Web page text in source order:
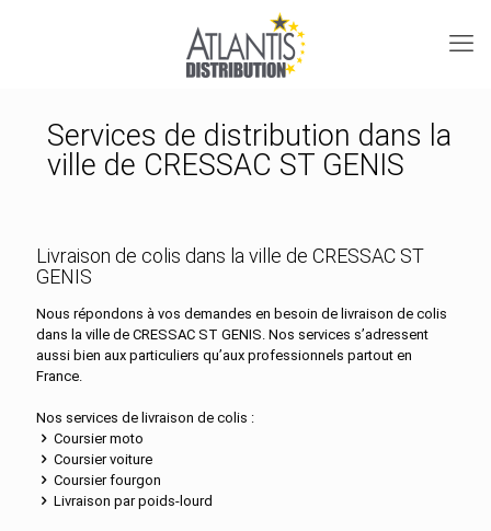
Services de distribution dans la
ville de CRESSAC ST GENIS
Livraison de colis dans la ville de CRESSAC ST
GENIS
Nous répondons à vos demandes en besoin de livraison de colis
dans la ville de CRESSAC ST GENIS. Nos services s’adressent
aussi bien aux particuliers qu’aux professionnels partout en
France.
Nos services de livraison de colis :
Coursier moto
Coursier voiture
Coursier fourgon
Livraison par poids-lourd